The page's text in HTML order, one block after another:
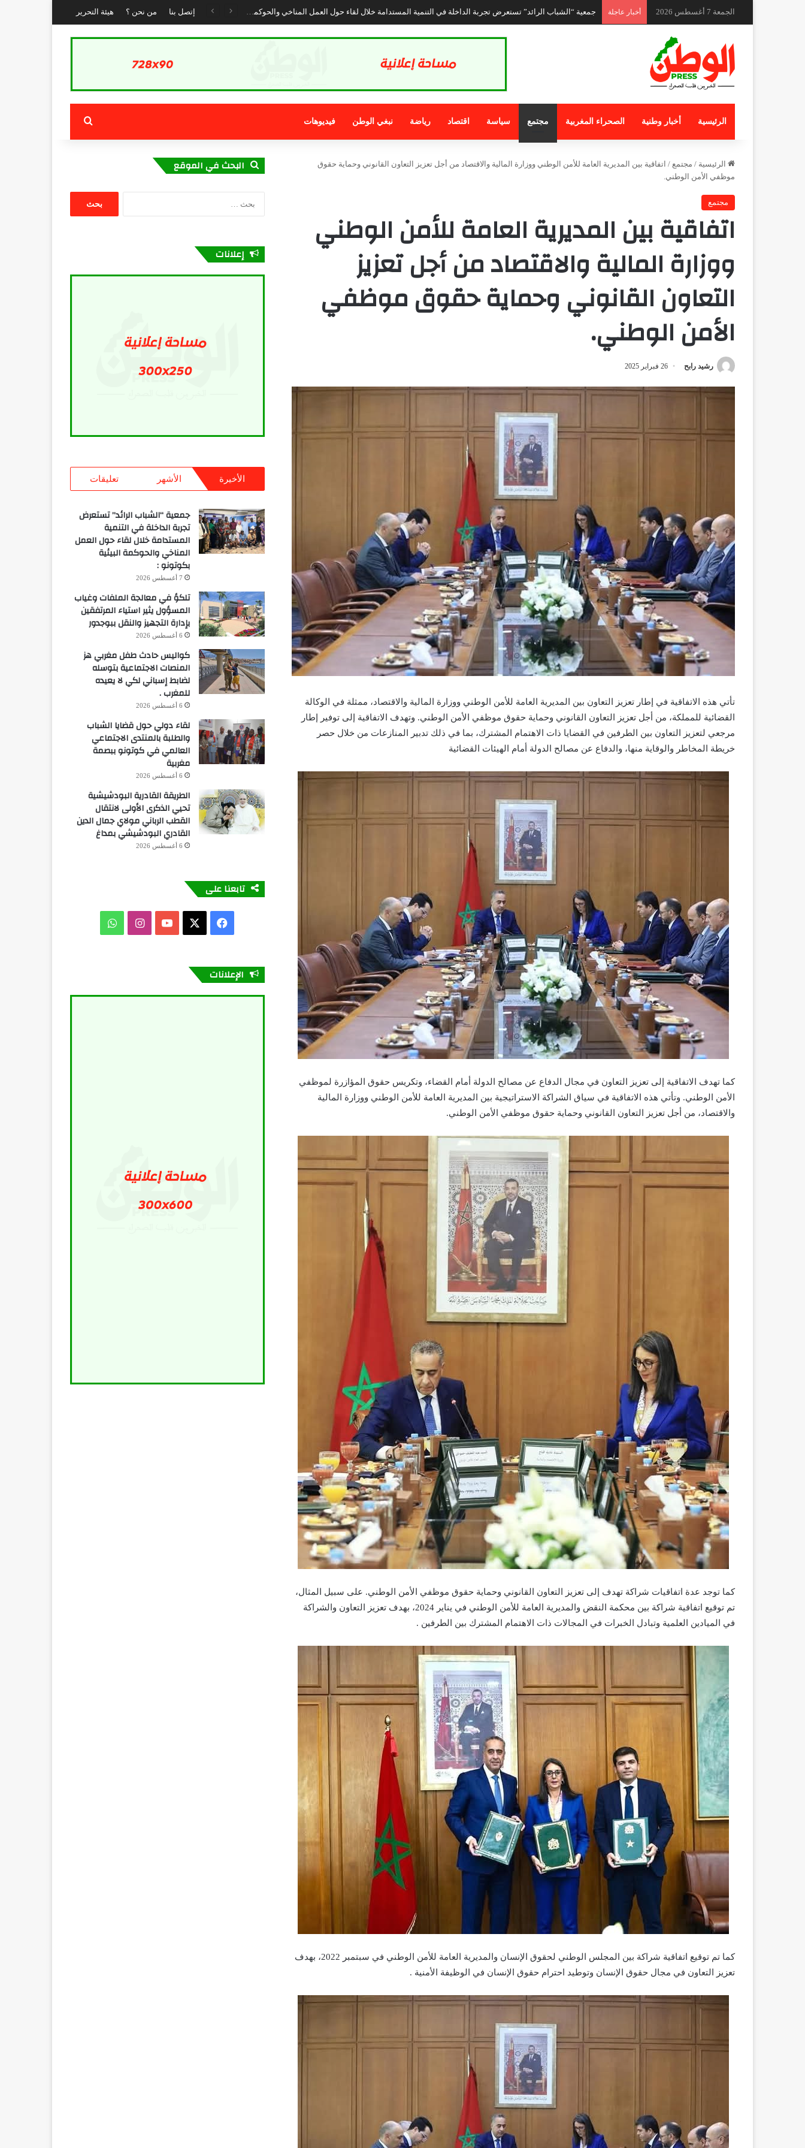
الجمعة 7 أغسطس 2026 أخبار عاجلة تلكؤ في معالجة الملفات وغياب المسؤول يثير استياء المرتفقين بإدارة التجهيز والنقل ببوجدور إتصل بنا من نحن ؟ هيئة التحرير
الرئيسية أخبار وطنية الصحراء المغربية مجتمع سياسة اقتصاد رياضة نبغي الوطن فيديوهات بحث عن
الرئيسية / مجتمع / اتفاقية بين المديرية العامة للأمن الوطني ووزارة المالية والاقتصاد من أجل تعزيز التعاون القانوني وحماية حقوق
موظفي الأمن الوطني.
مجتمع
اتفاقية بين المديرية العامة للأمن الوطني
ووزارة المالية والاقتصاد من أجل تعزيز
التعاون القانوني وحماية حقوق موظفي
الأمن الوطني.
رشيد رابح 26 فبراير 2025
تأتي هذه الاتفاقية في إطار تعزيز التعاون بين المديرية العامة للأمن الوطني ووزارة المالية والاقتصاد، ممثلة في الوكالة
القضائية للمملكة، من أجل تعزيز التعاون القانوني وحماية حقوق موظفي الأمن الوطني. وتهدف الاتفاقية إلى توفير إطار
مرجعي لتعزيز التعاون بين الطرفين في القضايا ذات الاهتمام المشترك، بما في ذلك تدبير المنازعات من خلال حصر
خريطة المخاطر والوقاية منها، والدفاع عن مصالح الدولة أمام الهيئات القضائية
كما تهدف الاتفاقية إلى تعزيز التعاون في مجال الدفاع عن مصالح الدولة أمام القضاء، وتكريس حقوق المؤازرة لموظفي
الأمن الوطني. وتأتي هذه الاتفاقية في سياق الشراكة الاستراتيجية بين المديرية العامة للأمن الوطني ووزارة المالية
والاقتصاد، من أجل تعزيز التعاون القانوني وحماية حقوق موظفي الأمن الوطني.
كما توجد عدة اتفاقيات شراكة تهدف إلى تعزيز التعاون القانوني وحماية حقوق موظفي الأمن الوطني. على سبيل المثال،
تم توقيع اتفاقية شراكة بين محكمة النقض والمديرية العامة للأمن الوطني في يناير 2024، بهدف تعزيز التعاون والشراكة
في الميادين العلمية وتبادل الخبرات في المجالات ذات الاهتمام المشترك بين الطرفين .
كما تم توقيع اتفاقية شراكة بين المجلس الوطني لحقوق الإنسان والمديرية العامة للأمن الوطني في سبتمبر 2022، بهدف
تعزيز التعاون في مجال حقوق الإنسان وتوطيد احترام حقوق الإنسان في الوظيفة الأمنية .
البحث في الموقع
إعلانات
الأخيرة الأشهر تعليقات
جمعية “الشباب الرائد” تستعرض
تجربة الداخلة في التنمية
المستدامة خلال لقاء حول العمل
المناخي والحوكمة البيئية
بكوتونو :
7 أغسطس 2026
تلكؤ في معالجة الملفات وغياب
المسؤول يثير استياء المرتفقين
بإدارة التجهيز والنقل ببوجدور
6 أغسطس 2026
كواليس حادث طفل مغربي هز
المنصات الاجتماعية بتوسله
لضابط إسباني لكي لا يعيده
للمغرب .
6 أغسطس 2026
لقاء دولي حول قضايا الشباب
والطلبة بالمنتدى الاجتماعي
العالمي في كوتونو ببصمة
مغربية
6 أغسطس 2026
الطريقة القادرية البودشيشية
تحيي الذكرى الأولى لانتقال
القطب الرباني مولاي جمال الدين
القادري البودشيشي بمداغ
6 أغسطس 2026
تابعنا على
فيسبوك
X يوتيوبانستقرامواتساب
الإعلانات